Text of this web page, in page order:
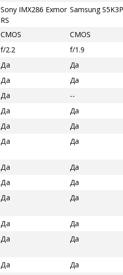
Sony IMX286 Exmor
RS
Samsung
CMOS
CMOS
f/2.2
f/1.9
Да
Да
Да
Да
Да
--
Да
Да
Да
Да
Да Да
Да
Да
Да
Да
Да Да
Да
Да
Да Да
Да
Да